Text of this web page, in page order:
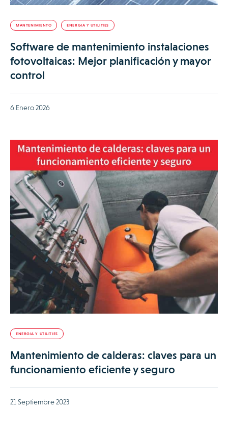
MANTENIMIENTO ENERGIA Y UTILITIES
Software de mantenimiento instalaciones
fotovoltaicas: Mejor planificación y mayor
control
6 Enero 2026
ENERGIA Y UTILITIES
Mantenimiento de calderas: claves para un
funcionamiento eficiente y seguro
21 Septiembre 2023